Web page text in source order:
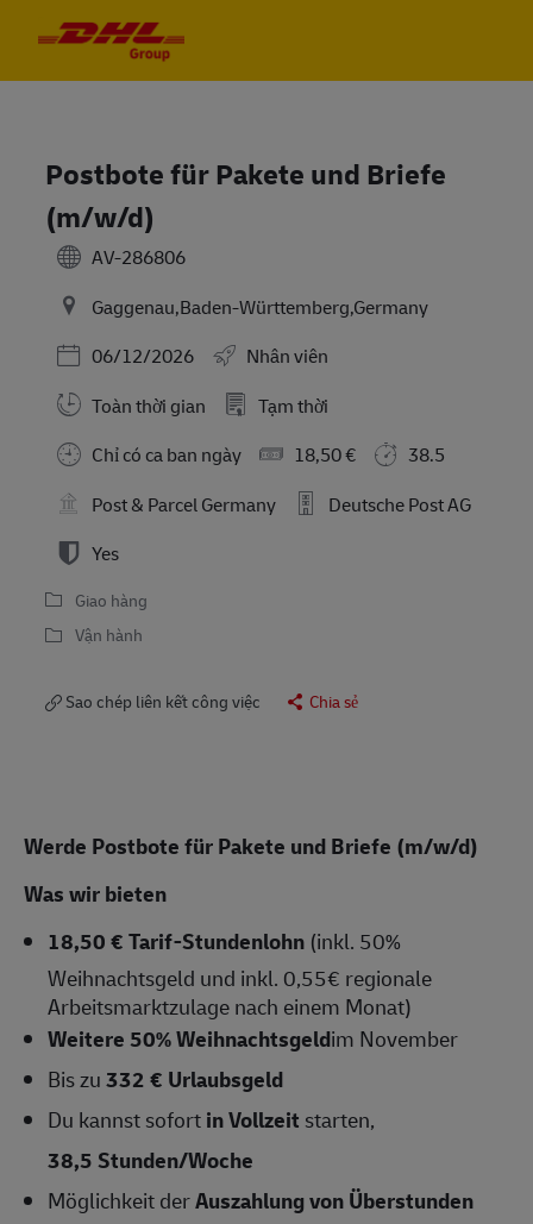
Postbote für Pakete und Briefe
(m/w/d)
AV-286806
Gaggenau,Baden-Württemberg,Germany
Posted Date
06/12/2026
Nhân viên
Toàn thời gian
Tạm thời
Chỉ có ca ban ngày
18,50 €
38.5
Post & Parcel Germany
Deutsche Post AG
Yes
Giao hàng
Vận hành
Sao chép liên kết công việc Chia sẻ
Werde Postbote für Pakete und Briefe (m/w/d)
Was wir bieten
18,50 € Tarif-Stundenlohn (inkl. 50%
Weihnachtsgeld und inkl. 0,55€ regionale
Arbeitsmarktzulage nach einem Monat)
Weitere 50% Weihnachtsgeldim November
Bis zu332 € Urlaubsgeld
Du kannst sofortin Vollzeit starten,
38,5 Stunden/Woche
Möglichkeit derAuszahlung von Überstunden